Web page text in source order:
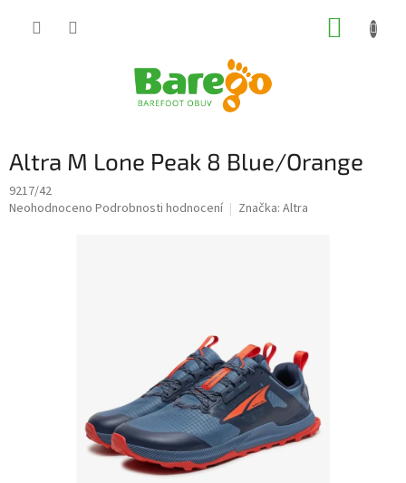
Altra M Lone Peak 8 Blue/Orange
9217/42
Průměrné
Neohodnoceno Podrobnosti hodnocení Značka: Altra